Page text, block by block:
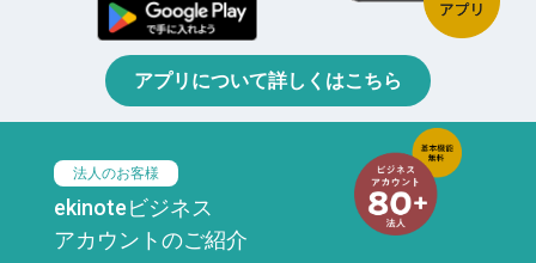
アプリについて詳しくはこちら
法人のお客様
ekinoteビジネス
アカウントのご紹介